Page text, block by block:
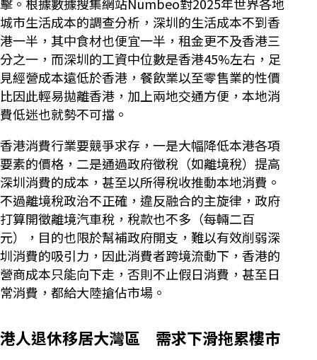
擊。根據數據搜集網站Numbeo對2025年世界各地
城市生活成本的調查分析，深圳的生活成本不到香
港一半，其中食材也便宜一半，租金更不及香港三
分之一，而深圳的工資中位數是香港45%左右，足
見經營成本遠低於香港，餐飲業以至零售業的性價
比因此輕易拋離香港，加上兩地交通方便，本地消
費低迷也就勢不可擋。
香港消費行業要競爭求存，一是大幅降低本港各項
要素的價格，二是通過政府徵稅（如離境稅）提高
深圳消費的成本，甚至以所得稅收推動本地消費。
不過離境稅政治不正確，違反融合的主旋律，政府
打算開徵離境汽車稅，稅款也不多（每輛二百
元），目的也限於幫補政府開支，難以有效削弱深
圳消費的吸引力，因此消費者跨境流動下，香港的
營商成本只能向下走，否則不止假日消費，甚至日
常消費，都給大陸搶佔市場。
港人退休移居大灣區 需求下滑拖累樓市